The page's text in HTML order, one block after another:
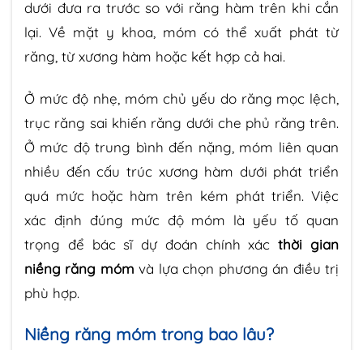
dưới đưa ra trước so với răng hàm trên khi cắn
lại. Về mặt y khoa, móm có thể xuất phát từ
răng, từ xương hàm hoặc kết hợp cả hai.
Ở mức độ nhẹ, móm chủ yếu do răng mọc lệch,
trục răng sai khiến răng dưới che phủ răng trên.
Ở mức độ trung bình đến nặng, móm liên quan
nhiều đến cấu trúc xương hàm dưới phát triển
quá mức hoặc hàm trên kém phát triển. Việc
xác định đúng mức độ móm là yếu tố quan
trọng để bác sĩ dự đoán chính xácthời gian
niềng răng móm và lựa chọn phương án điều trị
phù hợp.
Niềng răng móm trong bao lâu?